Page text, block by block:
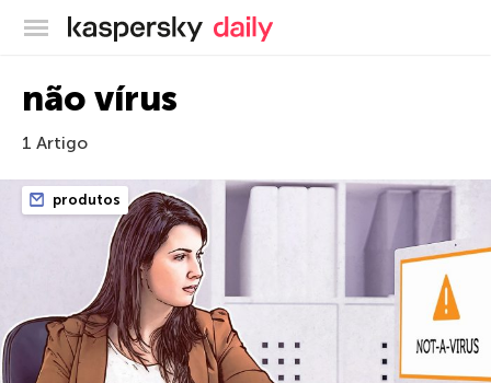
Blog oficial da Kaspersky
não vírus
1 Artigo
produtos